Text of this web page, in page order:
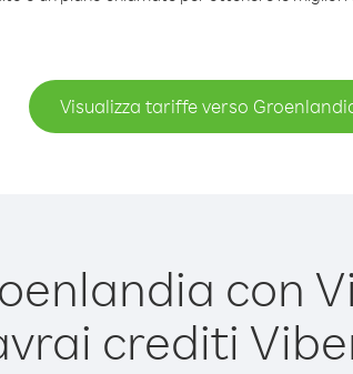
Visualizza tariffe verso
con
crediti